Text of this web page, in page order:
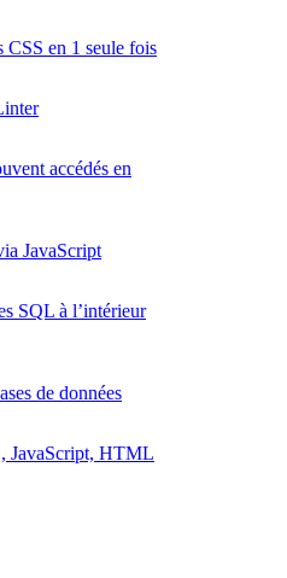
en 1 seule fois
accédés en
JavaScript
SQL à l’intérieur
de données
JavaScript, HTML